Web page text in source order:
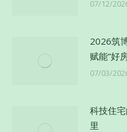
07/12/
2026筑
赋能”好
07/03/
科技住
里